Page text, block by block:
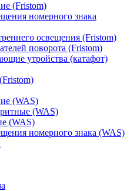
(Fristom)
номерного знака
освещения (Fristom)
поворота (Fristom)
утройства (катафот)
(WAS)
(WAS)
(WAS)
номерного знака (WAS)